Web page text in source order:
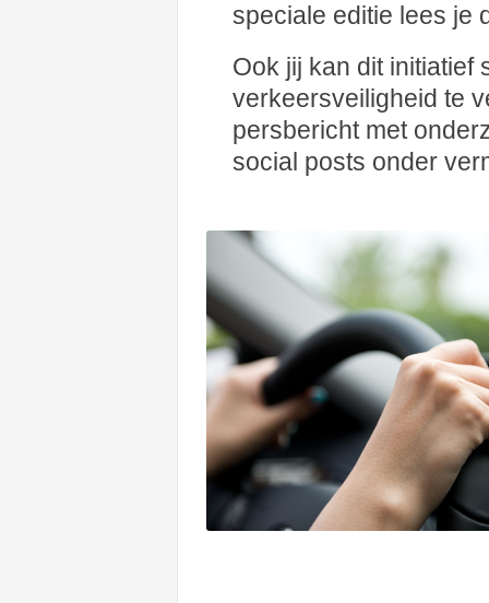
speciale editie lees je
Ook jij kan dit initiatief
verkeersveiligheid te
persbericht met
social posts onder